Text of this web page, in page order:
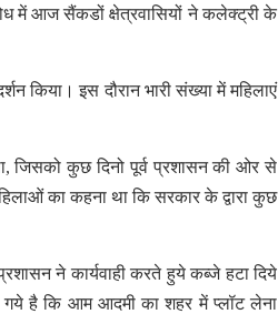
में आज सैंकडों क्षेत्रवासियों ने कलेक्ट्री के
किया। इस दौरान भारी संख्या में महिलाएं
जिसको कुछ दिनो पूर्व प्रशासन की ओर से
का कहना था कि सरकार के द्वारा कुछ
ने कार्यवाही करते हुये कब्जे हटा दिये
गये है कि आम आदमी का शहर में प्लॉट लेना